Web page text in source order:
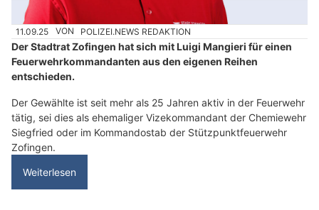
11.09.25 VON POLIZEI.NEWS REDAKTION
Der Stadtrat Zofingen hat sich mit Luigi Mangieri für einen
Feuerwehrkommandanten aus den eigenen Reihen
entschieden.
Der Gewählte ist seit mehr als 25 Jahren aktiv in der Feuerwehr
tätig, sei dies als ehemaliger Vizekommandant der Chemiewehr
Siegfried oder im Kommandostab der Stützpunktfeuerwehr
Zofingen.
Weiterlesen